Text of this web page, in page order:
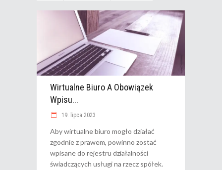
Wirtualne Biuro A Obowiązek
Wpisu...
19. lipca 2023
Aby wirtualne biuro mogło działać
zgodnie z prawem, powinno zostać
wpisane do rejestru działalności
świadczących usługi na rzecz spółek.